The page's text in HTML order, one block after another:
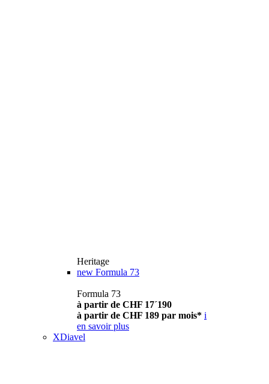
Heritage
new Formula 73
Formula 73
à partir de CHF 17´190
à partir de CHF 189 par mois* i
en savoir plus
XDiavel